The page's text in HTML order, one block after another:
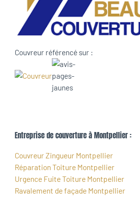
Couvreur référencé sur :
Entreprise de couverture à Montpellier :
Couvreur Zingueur Montpellier
Réparation Toiture Montpellier
Urgence Fuite Toiture Montpellier
Ravalement de façade Montpellier